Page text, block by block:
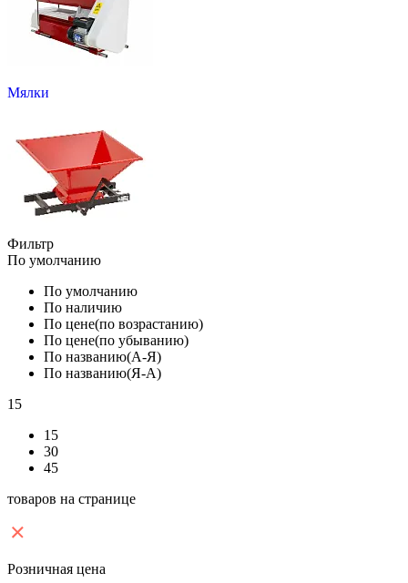
Мялки
Фильтр
По умолчанию
По умолчанию
По наличию
По цене(по возрастанию)
По цене(по убыванию)
По названию(А-Я)
По названию(Я-А)
15
15
30
45
товаров на странице
Розничная цена